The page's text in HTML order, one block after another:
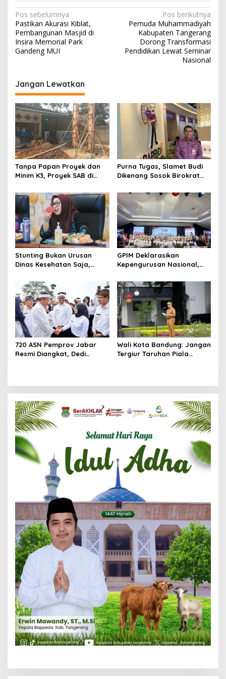
N
a
v
i
a
s
i
p
o
s
Pos sebelumnya
Pastikan Akurasi Kiblat,
Pembangunan Masjid di
Insira Memorial Park
Gandeng MUI
Pos berikutnya
Pemuda Muhammadiyah
Kabupaten Tangerang
Dorong Transformasi
Pendidikan Lewat Seminar
Nasional
Jangan Lewatkan
Tanpa Papan Proyek dan
Minim K3, Proyek SAB di
Purna Tugas, Slamet Budi
Dikenang Sosok Birokrat
Generasi ASN
Stunting Bukan Urusan
Dinas Kesehatan Saja,
Fenomena ‘Lost Contact’
Posyandu
GPIM Deklarasikan
Kepengurusan Nasional,
Pemerintah dan Bidik
Kemenangan Prabowo 2029
720 ASN Pemprov Jabar
Resmi Diangkat, Dedi
Wali Kota Bandung: Jangan
Tergiur Taruhan Piala